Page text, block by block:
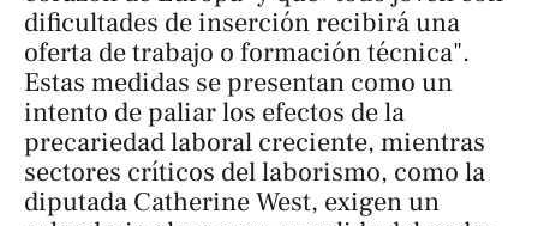
dificultades de inserción recibirá una
oferta de trabajo o formación técnica".
Estas medidas se presentan como un
intento de paliar los efectos de la
precariedad laboral creciente, mientras
sectores críticos del laborismo, como la
diputada Catherine West, exigen un